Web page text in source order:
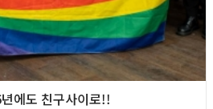
에도 친구사이로!!